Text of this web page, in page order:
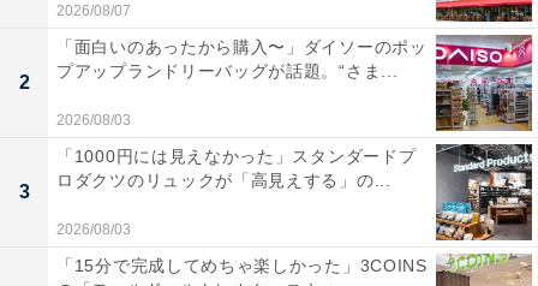
2026/08/07
2
「面白いのあったから購入〜」ダイソーのポッ
プアップランドリーバッグが話題。“さま...
2026/08/03
3
「1000円には見えなかった」スタンダードプ
ロダクツのリュックが「高見えする」の...
2026/08/03
「15分で完成してめちゃ楽しかった」3COINS